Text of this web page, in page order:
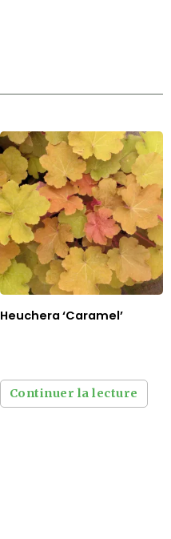
Heuchera ‘Caramel’
Continuer la lecture